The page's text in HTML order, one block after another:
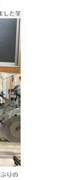
した笑
りの